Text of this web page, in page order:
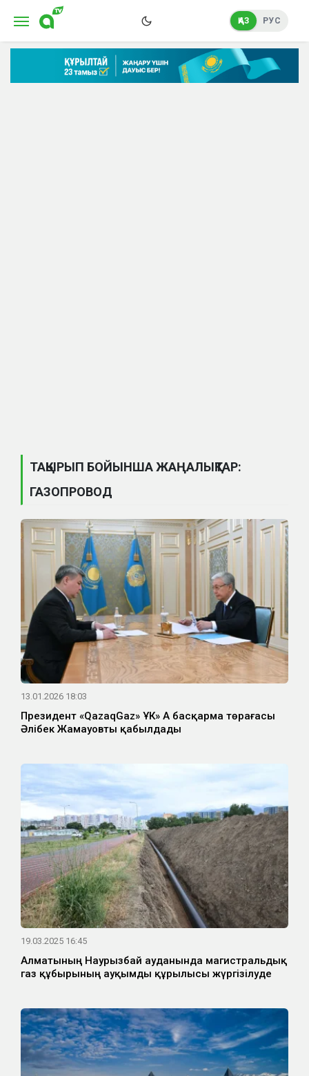
ҚАЗ РУС
ТАҚЫРЫП БОЙЫНША ЖАҢАЛЫҚТАР:
ГАЗОПРОВОД
13.01.2026 18:03
Президент «QazaqGaz» ҰК» АҚ басқарма төрағасы
Әлібек Жамауовты қабылдады
19.03.2025 16:45
Алматының Наурызбай ауданында магистральдық
газ құбырының ауқымды құрылысы жүргізілуде